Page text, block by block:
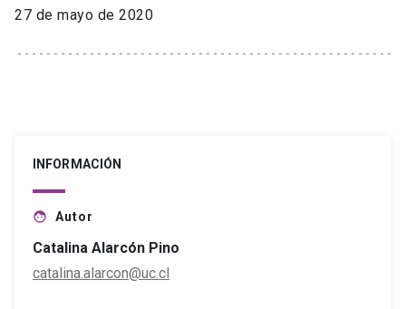
27 de mayo de 2020
INFORMACIÓN
face Autor
Catalina Alarcón Pino
catalina.alarcon@uc.cl